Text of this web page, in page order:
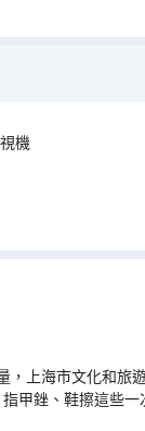
機
上海市文化和
甲銼、鞋擦這些一